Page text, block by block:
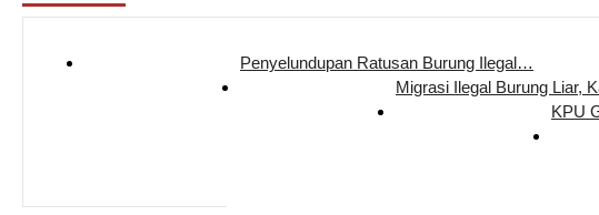
Penyelundupan Ratusan Burung Ilegal…
Migrasi Ilegal Burung Liar,
KPU